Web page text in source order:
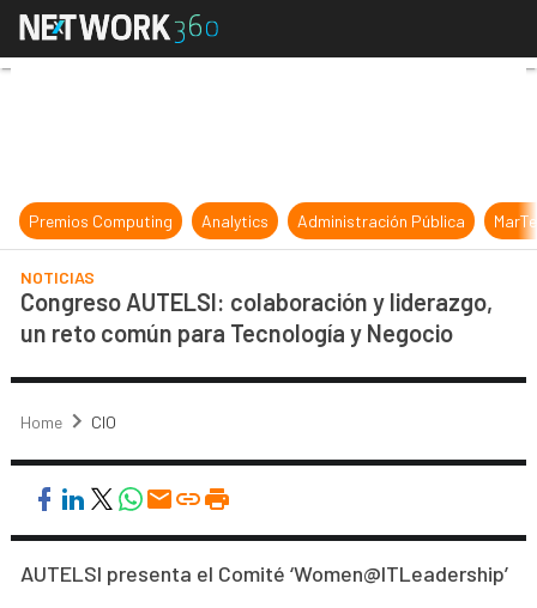
Congreso AUTELSI: colaboración
Premios Computing Analytics Administración Pública
NOTICIAS
Congreso AUTELSI: colaboración y liderazgo,
un reto común para Tecnología y Negocio
Home CIO
AUTELSI presenta el Comité ‘Women@ITLeadership’